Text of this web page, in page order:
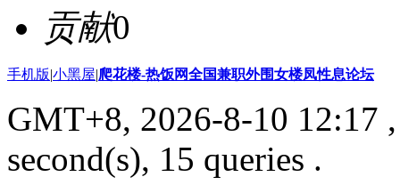
贡献0
手机版|小黑屋|爬花楼-热饭网全国兼职外围女楼凤性息论坛
GMT+8, 2026-8-10 12:17
second(s), 15 queries .